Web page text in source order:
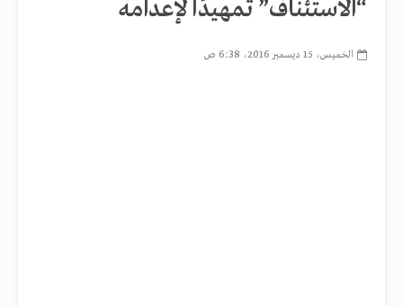
“الاستئناف” تمهيدًا لإعدامه
الخميس، 15 ديسمبر 2016، 6:38 ص